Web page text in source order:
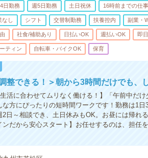
日勤務 週5日勤務 土日祝休 16時前までの仕事
なし シフト 交替制勤務 扶養控内 副業・
社食/補助あり 日払いOK 週払いOK 即
ティン 自転車・バイクOK 保育
整できる！＞朝から3時間だけでも、
生活に合わせてムリなく働ける！】「午前中だ
な方にぴったりの短時間ワークです！勤務は1
2日～相談でき、土日休みもOK。お昼には帰れ
ンだから安心スタート】お任せするのは、担任